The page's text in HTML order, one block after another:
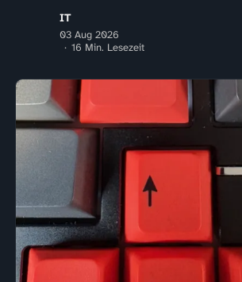
IT
03 Aug 2026
16 Min. Lesezeit